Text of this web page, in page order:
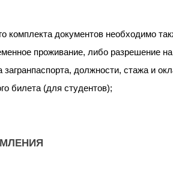
документов необходимо
проживание, либо разрешение
должности, стажа и
билета (для студентов);